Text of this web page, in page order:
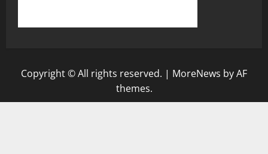
Copyright © All rights reserved. | MoreNews by AF
themes.